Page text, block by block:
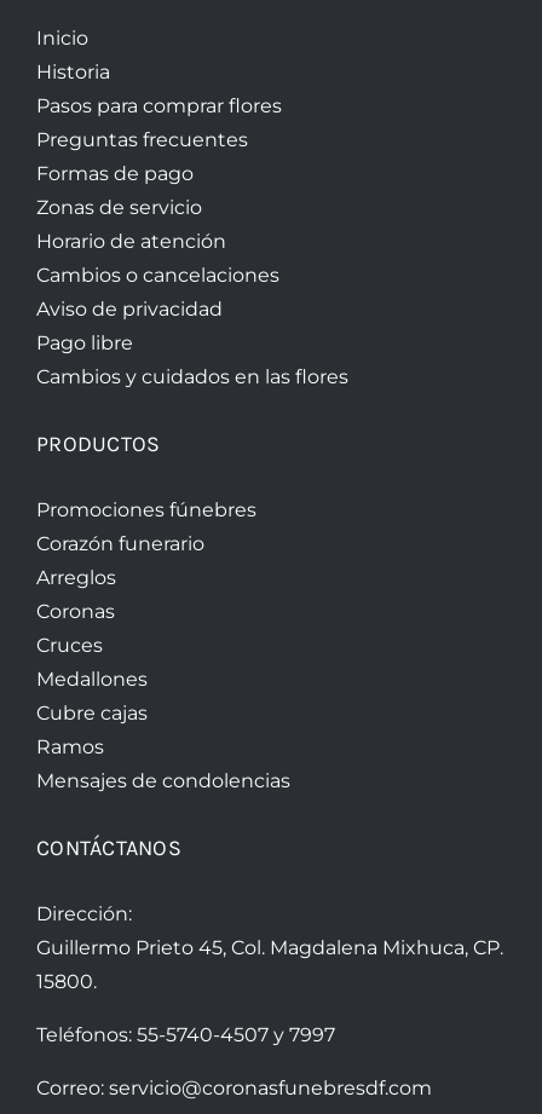
Inicio
Historia
Pasos para comprar flores
Preguntas frecuentes
Formas de pago
Zonas de servicio
Horario de atención
Cambios o cancelaciones
Aviso de privacidad
Pago libre
Cambios y cuidados en las flores
PRODUCTOS
Promociones fúnebres
Corazón funerario
Arreglos
Coronas
Cruces
Medallones
Cubre cajas
Ramos
Mensajes de condolencias
CONTÁCTANOS
Dirección:
Guillermo Prieto 45, Col. Magdalena Mixhuca, CP.
15800.
Teléfonos: 55-5740-4507y 7997
Correo: servicio@coronasfunebresdf.com